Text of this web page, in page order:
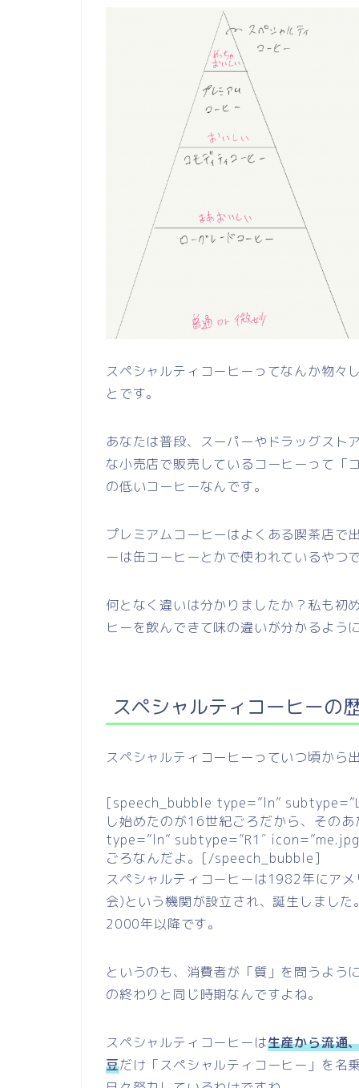
スペシャルティコーヒーってなんか物々
とです。
あなたは普段、スーパーやドラッグスト
な小売店で販売しているコーヒーって「
の低いコーヒーなんです。
プレミアムコーヒーはよくある喫茶店で
ーは缶コーヒーとかで使われているやつ
何となく違いは分かりましたか？私も初
ヒーを飲んできて味の違いが分かるよう
スペシャルティコーヒーの
スペシャルティコーヒーっていつ頃から
[speech_bubble type=”ln”
し始めたのが16世紀ごろだから、そ
type=”ln” subtype=”R1″
ごろなんだよ。[/speech_bubble]
スペシャルティコーヒーは1982年にア
会)という機関が設立され、誕生しまし
2000年以降です。
というのも、消費者が「質」を問うよう
の終わりと同じ時期なんですよね。
スペシャルティコーヒーは生産から流通
豆だけ「スペシャルティコーヒー」を名